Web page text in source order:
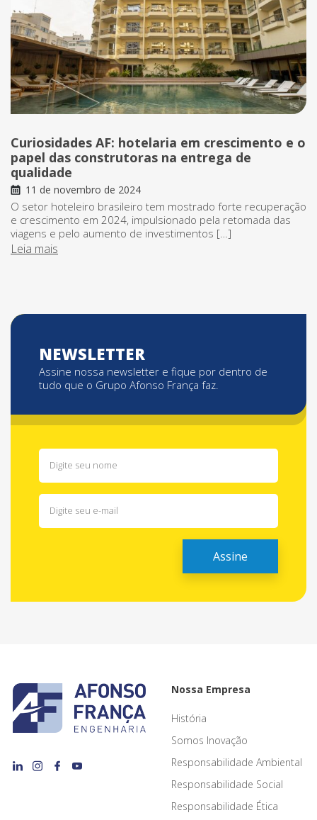
Curiosidades AF: hotelaria em crescimento e o
papel das construtoras na entrega de
qualidade
11 de novembro de 2024
O setor hoteleiro brasileiro tem mostrado forte recuperação
e crescimento em 2024, impulsionado pela retomada das
viagens e pelo aumento de investimentos […]
Leia mais
NEWSLETTER
Assine nossa newsletter e fique por dentro de
tudo que o Grupo Afonso França faz.
Nossa Empresa
História
Somos Inovação
Responsabilidade Ambiental
Responsabilidade Social
Responsabilidade Ética